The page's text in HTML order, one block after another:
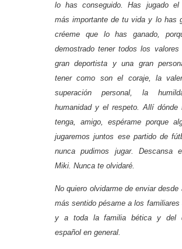
lo has conseguido. Has jugado el
más importante de tu vida y lo has
créeme que lo has ganado,
demostrado tener todos los valores
gran deportista y una gran
tener como son el coraje, la
superación personal, la
humanidad y el respeto. Allí dónde
tenga, amigo, espérame porque
jugaremos juntos ese partido de
nunca pudimos jugar. Descansa
Miki. Nunca te olvidaré.
No quiero olvidarme de enviar desde
más sentido pésame a los familiares
y a toda la familia bética y del
español en general.